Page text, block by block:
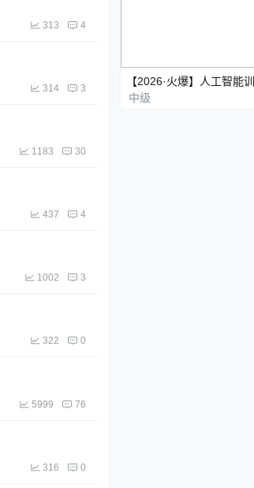
313 4
314 3
1183 30
437 4
1002 3
322 0
5999 76
316 0
中级